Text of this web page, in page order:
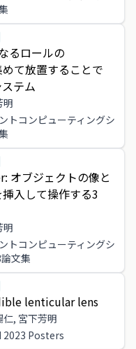
るロールの
て放置することで
テム
明
トコンピューティングシ
: オブジェクトの像と
挿入して操作する3
明
トコンピューティングシ
文集
lenticular lens
, 宮下芳明
2023 Posters